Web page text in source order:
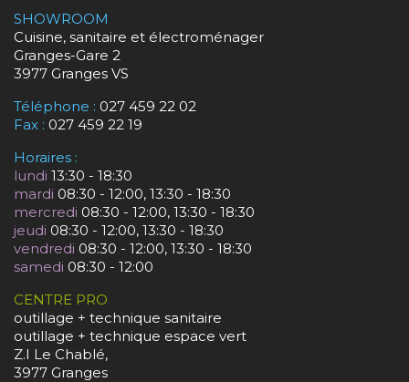
SHOWROOM
Cuisine, sanitaire et électroménager
Granges-Gare 2
3977 Granges VS
Téléphone : 027 459 22 02
Fax : 027 459 22 19
Horaires :
lundi 13:30 - 18:30
mardi 08:30 - 12:00, 13:30 - 18:30
mercredi 08:30 - 12:00, 13:30 - 18:30
jeudi 08:30 - 12:00, 13:30 - 18:30
vendredi 08:30 - 12:00, 13:30 - 18:30
samedi 08:30 - 12:00
CENTRE PRO
outillage + technique sanitaire
outillage + technique espace vert
Z.I Le Chablé,
3977 Granges